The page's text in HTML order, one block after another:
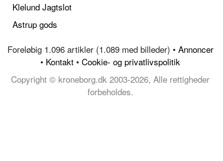
Klelund Jagtslot
Astrup gods
Foreløbig 1.096 artikler (1.089 med billeder) • Annoncer
• Kontakt • Cookie- og privatlivspolitik
Copyright © kroneborg.dk 2003-2026, Alle rettigheder
forbeholdes.